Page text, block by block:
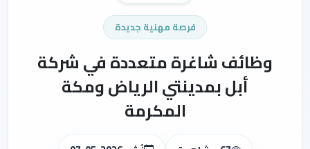
فرصة مهنية جديدة
وظائف شاغرة متعددة في شركة
أبل بمدينتي الرياض ومكة
المكرمة